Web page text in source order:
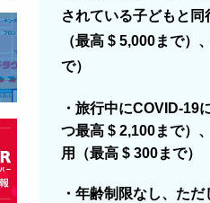
されている子どもと
（最高 $ 5,000まで）
で）
・旅行中にCOVID-19
つ最高 $ 2,100まで）
用（最高 $ 300まで）
・年齢制限なし、た